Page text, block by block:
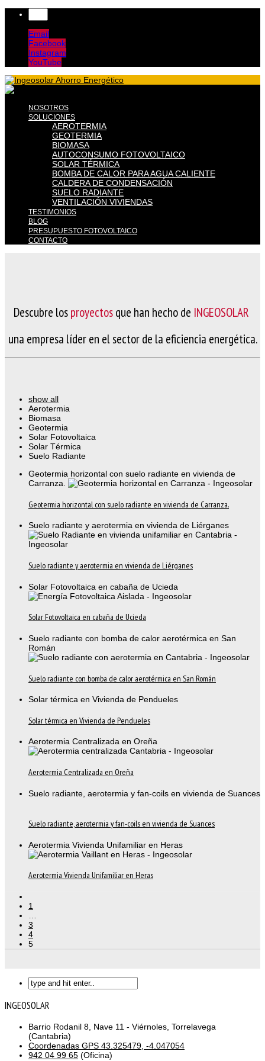
Email
Facebook
Instagram
YouTube
NOSOTROS
SOLUCIONES
AEROTERMIA
GEOTERMIA
BIOMASA
AUTOCONSUMO FOTOVOLTAICO
SOLAR TÉRMICA
BOMBA DE CALOR PARA AGUA CALIENTE
CALDERA DE CONDENSACIÓN
SUELO RADIANTE
VENTILACIÓN VIVIENDAS
TESTIMONIOS
BLOG
PRESUPUESTO FOTOVOLTAICO
CONTACTO
Descubre losproyectosque han hecho de INGEOSOLAR
una empresa líder en el sector de la eficiencia energética.
show all
Aerotermia
Biomasa
Geotermia
Solar Fotovoltaica
Solar Térmica
Suelo Radiante
Geotermia horizontal con suelo radiante en vivienda de
Carranza.
Geotermia horizontal con suelo radiante en vivienda de Carranza.
Suelo radiante y aerotermia en vivienda de Liérganes
Suelo radiante y aerotermia en vivienda de Liérganes
Solar Fotovoltaica en cabaña de Ucieda
Solar Fotovoltaica en cabaña de Ucieda
Suelo radiante con bomba de calor aerotérmica en San
Román
Suelo radiante con bomba de calor aerotérmica en San Román
Solar térmica en Vivienda de Pendueles
Solar térmica en Vivienda de Pendueles
Aerotermia Centralizada en Oreña
Aerotermia Centralizada en Oreña
Suelo radiante, aerotermia y fan-coils en vivienda de Suances
Suelo radiante, aerotermia y fan-coils en vivienda de Suances
Aerotermia Vivienda Unifamiliar en Heras
Aerotermia Vivienda Unifamiliar en Heras
1
3
4
5
INGEOSOLAR
Barrio Rodanil 8, Nave 11 - Viérnoles, Torrelavega
(Cantabria)
Coordenadas GPS 43.325479, -4.047054
942 04 99 65 (Oficina)